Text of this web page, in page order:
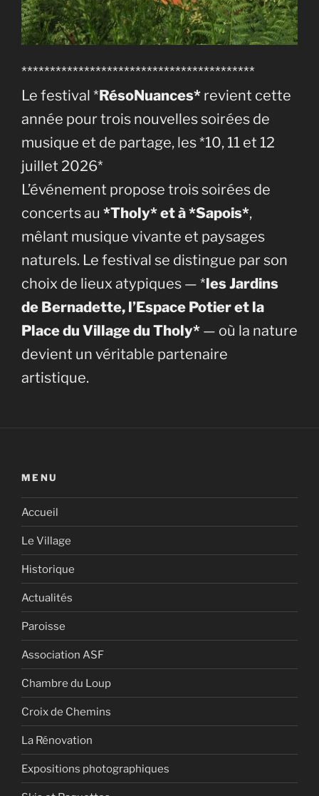
*****************************************
Le festival *RésoNuances* revient cette
année pour trois nouvelles soirées de
musique et de partage, les *10, 11 et 12
juillet 2026*
L’événement propose trois soirées de
concerts au *Tholy* et à *Sapois*,
mêlant musique vivante et paysages
naturels. Le festival se distingue par son
choix de lieux atypiques — *les Jardins
de Bernadette, l’Espace Potier et la
Place du Village du Tholy* — où la nature
devient un véritable partenaire
artistique.
MENU
Accueil
Le Village
Historique
Actualités
Paroisse
Association ASF
Chambre du Loup
Croix de Chemins
La Rénovation
Expositions photographiques